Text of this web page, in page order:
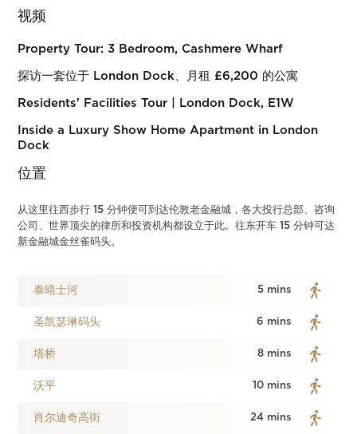
视频
Property Tour: 3 Bedroom, Cashmere Wharf
探访一套位于 London Dock、月租 £6,200 的公寓
Residents' Facilities Tour | London Dock, E1W
Inside a Luxury Show Home Apartment in London
Dock
位置
从这里往西步行 15 分钟便可到达伦敦老金融城，各大投行总部、咨询
公司、世界顶尖的律所和投资机构都设立于此。往东开车 15 分钟可达
新金融城金丝雀码头。
泰晤士河 5 mins
圣凯瑟琳码头 6 mins
塔桥 8 mins
沃平 10 mins
肖尔迪奇高街 24 mins